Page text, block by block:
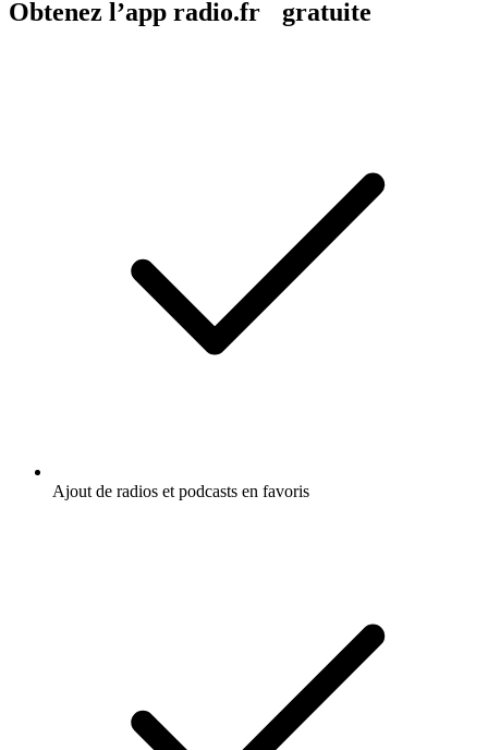
Obtenez l’app radio.fr gratuite
Ajout de radios et podcasts en favoris